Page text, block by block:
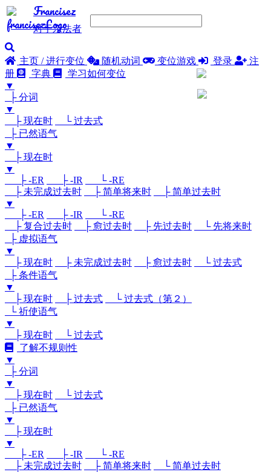
Francisez
对于亲法者
主页 / 进行变位 随机动词 变位游戏 登录
注
册
字典
学习如何变位
▼
├ 分词
▼
├ 现在时
└ 过去式
├ 已然语气
▼
├ 现在时
▼
├ -ER
├ -IR
└ -RE
├ 未完成过去时
├ 简单将来时
├ 简单过去时
▼
├ -ER
├ -IR
└ -RE
├ 复合过去时
├ 愈过去时 ├ 先过去时
└ 先将来时
├ 虚拟语气
▼
├ 现在时
├ 未完成过去时 ├ 愈过去时
└ 过去式
├ 条件语气
▼
├ 现在时
├ 过去式
└ 过去式（第２）
└ 祈使语气
▼
├ 现在时
└ 过去式
了解不规则性
▼
├ 分词
▼
├ 现在时
└ 过去式
├ 已然语气
▼
├ 现在时
▼
├ -ER
├ -IR
└ -RE
├ 未完成过去时
├ 简单将来时
└ 简单过去时